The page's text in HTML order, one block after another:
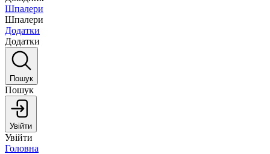
Шпалери
Шпалери
Додатки
Додатки
Пошук
Пошук
Увійти
Увійти
Головна